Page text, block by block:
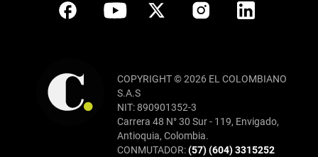
COPYRIGHT © 2026 EL COLOMBIANO
S.A.S
NIT: 890901352-3
Carrera 48 N° 30 Sur - 119, Envigado,
Antioquia, Colombia.
CONMUTADOR:(57) (604) 3315252